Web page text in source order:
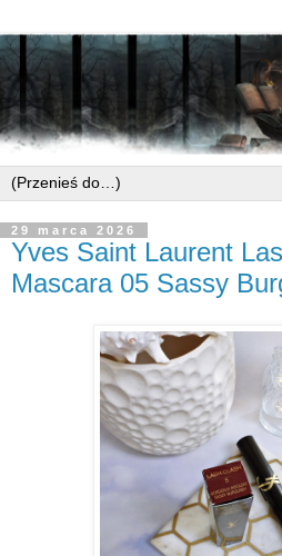
29 marca 2026
Yves Saint Laurent
Mascara 05 Sassy